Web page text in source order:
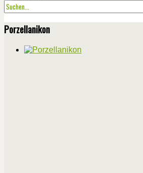
Porzellanikon